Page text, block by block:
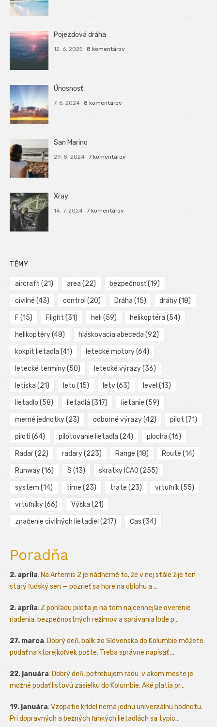
Pojezdová dráha
12. 6. 2025 8 komentárov
Únosnosť
7. 6. 2024 8 komentárov
San Marino
29. 8. 2024 7 komentárov
Xray
14. 7. 2024 7 komentárov
TÉMY
aircraft (21) area (22) bezpečnosť(19)
civilné (43) control (20) Dráha (15) dráhy(18)
F (15) Flight (31) heli (59) helikoptéra (54)
helikoptéry(48) hláskovacia abeceda (92)
kokpit lietadla (41) letecké motory(64)
letecké termíny(50) letecké výrazy(36)
letiska (21) letu (15) lety(63) level (13)
lietadlo (58) lietadlá (317) lietanie (59)
merné jednotky(23) odborné výrazy(42) pilot (71)
piloti (64) pilotovanie lietadla (24) plocha (16)
Radar(22) radary(223) Range (18) Route (14)
Runway(16) S (13) skratky ICAO (255)
system (14) time (23) trate (23) vrtuľník(55)
vrtuľníky(66) Výška (21)
značenie civilných lietadiel (217) Čas (34)
Poradňa
2. apríla: Na Artemis 2 je nádherné to, že v nej stále žije ten
starý ľudský sen — pozrieť sa hore na oblohu a ...
2. apríla: Z pohľadu pilota je na tom najcennejšie overenie
riadenia, bezpečnostných režimov a správania lode p...
27. marca: Dobrý deň, balík zo Slovenska do Kolumbie môžete
podať na ktorejkoľvek pošte. Treba správne napísať ...
22. januára: Dobrý deň, potrebujem radu: v akom meste je
možné podať listovú zásielku do Kolumbie. Aké platia pr...
19. januára: Vzopätie krídel nemá jednu univerzálnu hodnotu.
Pri dopravných a bežných ľahkých lietadlách sa typic...